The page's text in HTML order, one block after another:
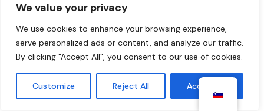
We value your privacy
We use cookies to enhance your browsing experience,
serve personalized ads or content, and analyze our traffic.
By clicking "Accept All", you consent to our use of cookies.
Customize Reject All Accept All
Pogoji storitve
Pravilnik o zasebnosti
O nas
Kontakt
Izjava o omejitvi odgovornosti